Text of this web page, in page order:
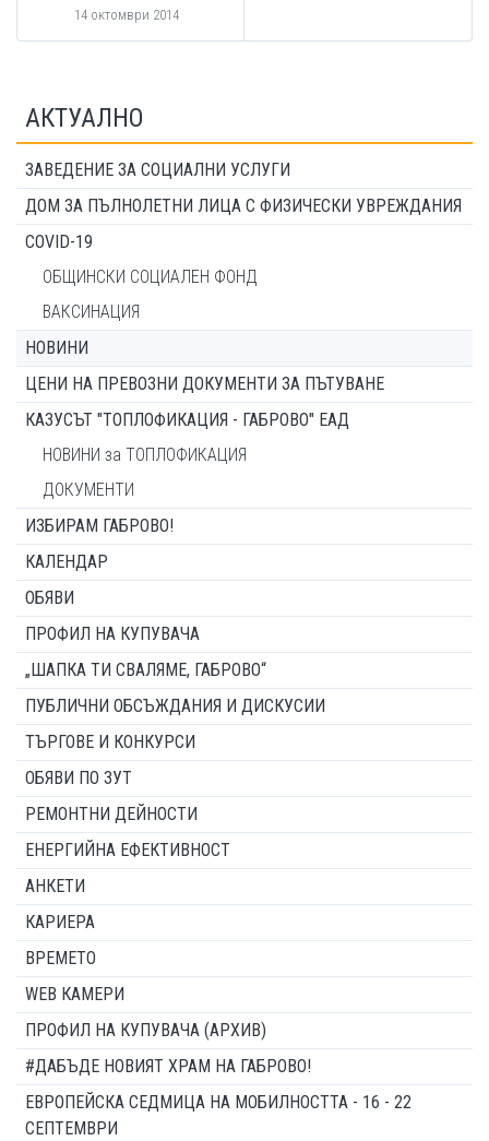
14 октомври 2014
АКТУАЛНО
ЗАВЕДЕНИЕ ЗА СОЦИАЛНИ УСЛУГИ
ДОМ ЗА ПЪЛНОЛЕТНИ ЛИЦА С ФИЗИЧЕСКИ УВРЕЖДАНИЯ
COVID-19
ОБЩИНСКИ СОЦИАЛЕН ФОНД
ВАКСИНАЦИЯ
НОВИНИ
ЦЕНИ НА ПРЕВОЗНИ ДОКУМЕНТИ ЗА ПЪТУВАНЕ
КАЗУСЪТ "ТОПЛОФИКАЦИЯ - ГАБРОВО" ЕАД
НОВИНИ за ТОПЛОФИКАЦИЯ
ДОКУМЕНТИ
ИЗБИРАМ ГАБРОВО!
КАЛЕНДАР
ОБЯВИ
ПРОФИЛ НА КУПУВАЧА
„ШАПКА ТИ СВАЛЯМЕ, ГАБРОВО“
ПУБЛИЧНИ ОБСЪЖДАНИЯ И ДИСКУСИИ
ТЪРГОВЕ И КОНКУРСИ
ОБЯВИ ПО ЗУТ
РЕМОНТНИ ДЕЙНОСТИ
ЕНЕРГИЙНА ЕФЕКТИВНОСТ
АНКЕТИ
КАРИЕРА
ВРЕМЕТО
WEB КАМЕРИ
ПРОФИЛ НА КУПУВАЧА (АРХИВ)
#ДАБЪДЕ НОВИЯТ ХРАМ НА ГАБРОВО!
ЕВРОПЕЙСКА СЕДМИЦА НА МОБИЛНОСТТА - 16 - 22
СЕПТЕМВРИ